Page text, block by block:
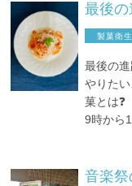
最後
製菓衛
最後の
やり
菓と
9時から
音楽祭